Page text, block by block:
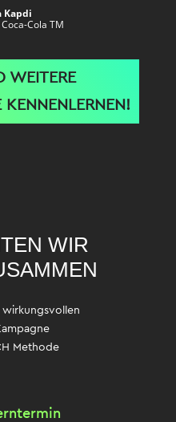
Kapdi
Cola TM
WEITERE
KENNENLERNEN!
WIR
wirkungsvollen
Methode